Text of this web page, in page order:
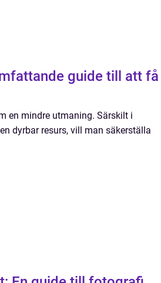
guide till att få
en mindre utmaning. Särskilt i
dyrbar resurs, vill man säkerställa